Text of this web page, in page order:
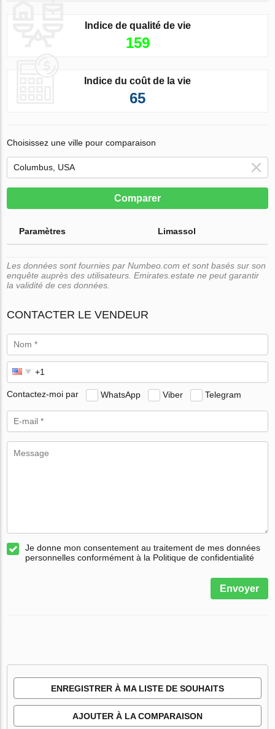
Indice de qualité de vie
159
Indice du coût de la vie
65
Choisissez une ville pour comparaison
Comparer
Paramètres Limassol
Les données sont fournies par Numbeo.com et sont basés sur son
enquête auprès des utilisateurs. Emirates.estate ne peut garantir
la validité de ces données.
CONTACTER LE VENDEUR
Contactez-moi par WhatsApp Viber Telegram
Je donne mon consentement au traitement de mes données
personnelles conformément à la Politique de confidentialité
Envoyer
ENREGISTRER À MA LISTE DE SOUHAITS
AJOUTER À LA COMPARAISON